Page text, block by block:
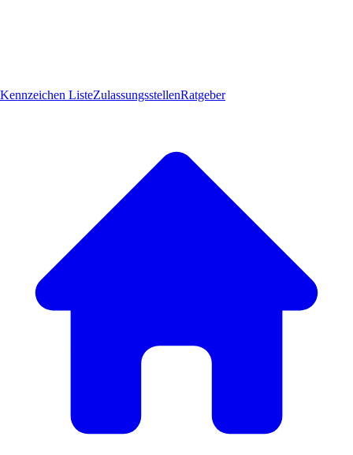
Kennzeichen ListeZulassungsstellenRatgeber